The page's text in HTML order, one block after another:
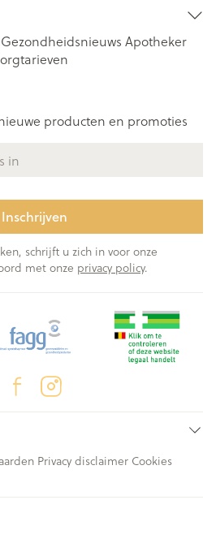
Gezondheidsnieuws Apotheker
producten en promoties
Inschrijven
schrijft u zich in voor onze
met onze privacy policy.
Privacy disclaimer Cookies